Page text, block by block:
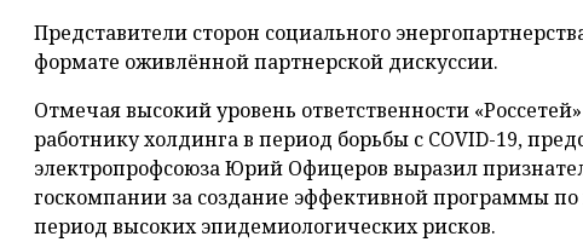
Представители сторон социального
формате оживлённой партнерской дискуссии.
Отмечая высокий уровень ответственности
работнику холдинга в период борьбы с COVID-19,
электропрофсоюза Юрий Офицеров выразил
госкомпании за создание эффективной программы
период высоких эпидемиологических рисков.